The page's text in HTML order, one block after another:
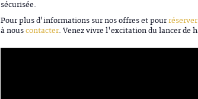
sécurisée.
Pour plus d'informations sur nos offres et pour
à nous contacter. Venez vivre l'excitation du lancer de